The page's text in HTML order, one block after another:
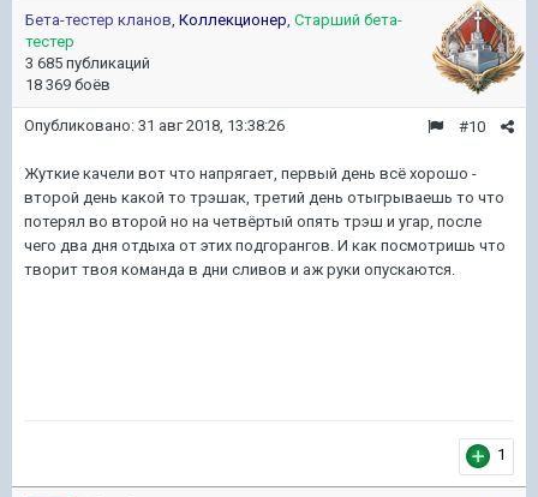
Бета-тестер кланов, Коллекционер, Старший бета-
тестер
3 685 публикаций
18 369 боёв
#10
Опубликовано: 31 авг 2018, 13:38:26
Жуткие качели вот что напрягает, первый день всё хорошо -
второй день какой то трэшак, третий день отыгрываешь то что
потерял во второй но на четвёртый опять трэш и угар, после
чего два дня отдыха от этих подгорангов. И как посмотришь что
творит твоя команда в дни сливов и аж руки опускаются.
1